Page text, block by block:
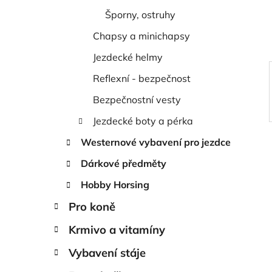
Šporny, ostruhy
Chapsy a minichapsy
Jezdecké helmy
Reflexní - bezpečnost
Bezpečnostní vesty
Jezdecké boty a pérka
Westernové vybavení pro jezdce
Dárkové předměty
Hobby Horsing
Pro koně
Krmivo a vitamíny
Vybavení stáje